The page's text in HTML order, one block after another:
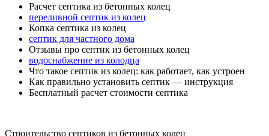
Расчет септика из бетонных колец
переливной септик из колец
Копка септика из колец
септик для частного дома
Отзывы про септик из бетонных колец
водоснабжение из колодца
Что такое септик из колец: как работает, как устроен
Как правильно установить септик — инструкция
Бесплатный расчет стоимости септика
Строительство септиков из бетонных колец